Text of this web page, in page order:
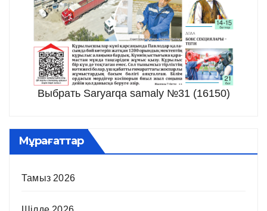
Выбрать Saryarqa samaly №31 (16150)
Мұрағаттар
Тамыз 2026